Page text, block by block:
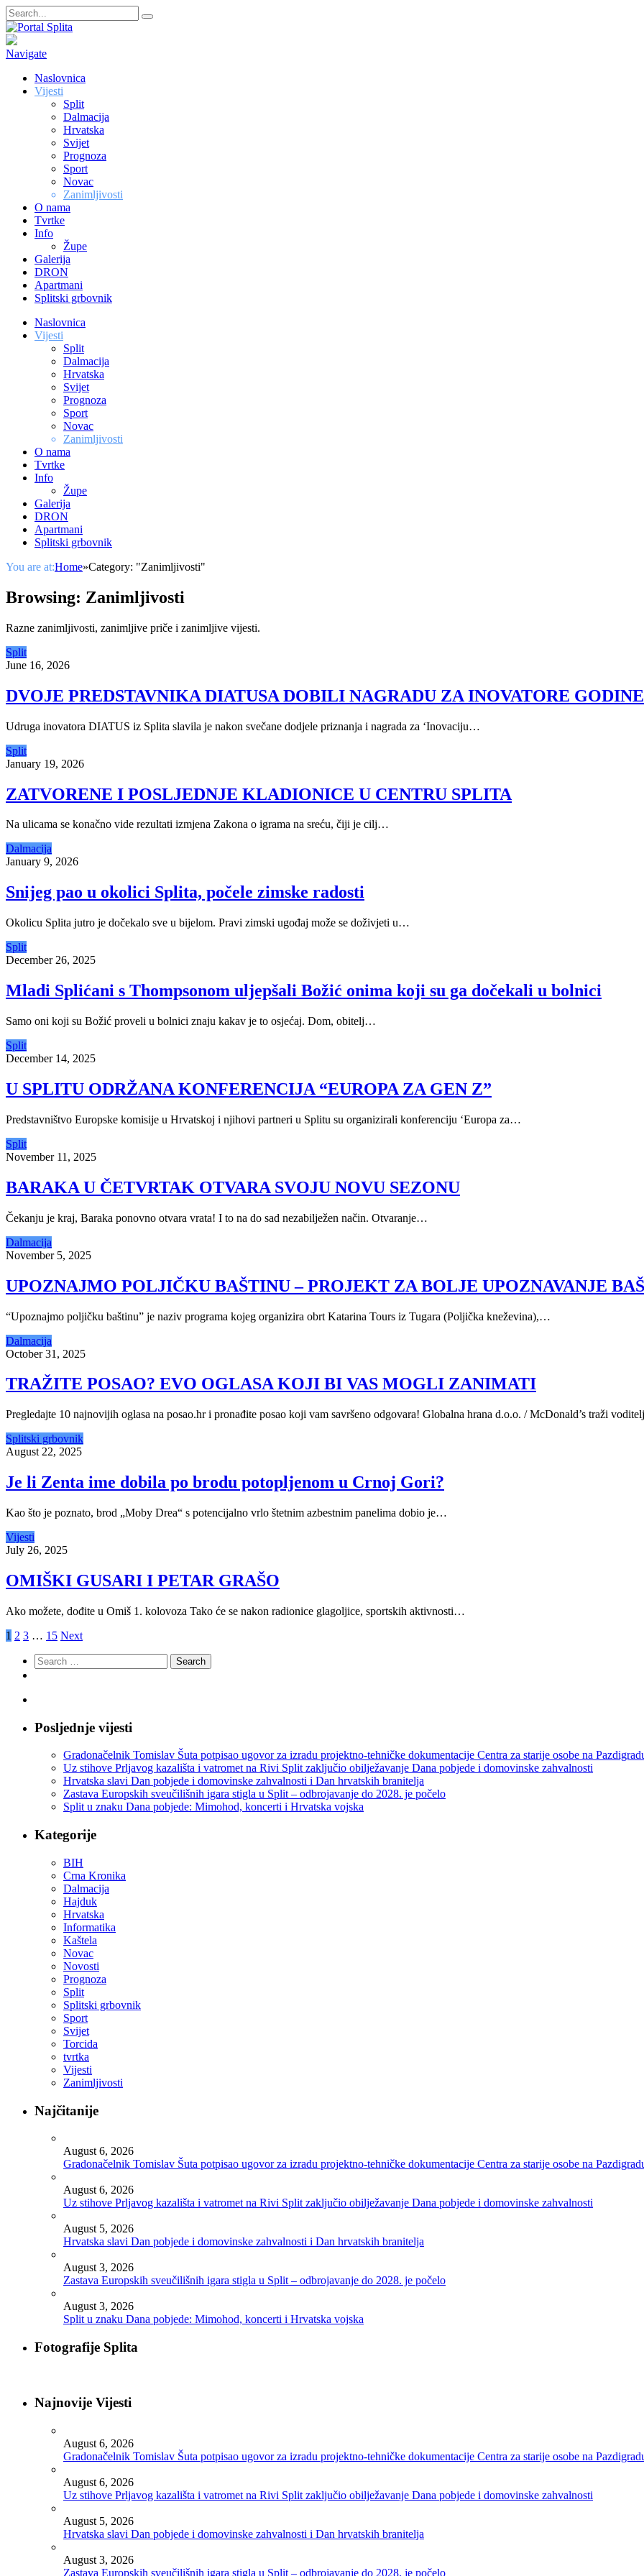
Navigate
Naslovnica
Vijesti
Split
Dalmacija
Hrvatska
Svijet
Prognoza
Sport
Novac
Zanimljivosti
O nama
Tvrtke
Info
Župe
Galerija
DRON
Apartmani
Splitski grbovnik
Naslovnica
Vijesti
Split
Dalmacija
Hrvatska
Svijet
Prognoza
Sport
Novac
Zanimljivosti
O nama
Tvrtke
Info
Župe
Galerija
DRON
Apartmani
Splitski grbovnik
You are at:Home»Category: "Zanimljivosti"
Browsing: Zanimljivosti
Razne zanimljivosti, zanimljive priče i zanimljive vijesti.
Split
June 16, 2026
DVOJE PREDSTAVNIKA DIATUSA DOBILI NAGRADU ZA INOVATORE GODINE
Udruga inovatora DIATUS iz Splita slavila je nakon svečane dodjele priznanja i nagrada za ‘Inovaciju…
Split
January 19, 2026
ZATVORENE I POSLJEDNJE KLADIONICE U CENTRU SPLITA
Na ulicama se konačno vide rezultati izmjena Zakona o igrama na sreću, čiji je cilj…
Dalmacija
January 9, 2026
Snijeg pao u okolici Splita, počele zimske radosti
Okolicu Splita jutro je dočekalo sve u bijelom. Pravi zimski ugođaj može se doživjeti u…
Split
December 26, 2025
Mladi Splićani s Thompsonom uljepšali Božić onima koji su ga dočekali u bolnici
Samo oni koji su Božić proveli u bolnici znaju kakav je to osjećaj. Dom, obitelj…
Split
December 14, 2025
U SPLITU ODRŽANA KONFERENCIJA “EUROPA ZA GEN Z”
Predstavništvo Europske komisije u Hrvatskoj i njihovi partneri u Splitu su organizirali konferenciju ‘Europa za…
Split
November 11, 2025
BARAKA U ČETVRTAK OTVARA SVOJU NOVU SEZONU
Čekanju je kraj, Baraka ponovno otvara vrata! I to na do sad nezabilježen način. Otvaranje…
Dalmacija
November 5, 2025
UPOZNAJMO POLJIČKU BAŠTINU – PROJEKT ZA BOLJE UPOZNAVANJE
“Upoznajmo poljičku baštinu” je naziv programa kojeg organizira obrt Katarina Tours iz Tugara (Poljička kneževina),…
Dalmacija
October 31, 2025
TRAŽITE POSAO? EVO OGLASA KOJI BI VAS MOGLI ZANIMATI
Pregledajte 10 najnovijih oglasa na posao.hr i pronađite posao koji vam savršeno odgovara! Globalna hrana d.o.o. / McDonald’s traži
Splitski grbovnik
August 22, 2025
Je li Zenta ime dobila po brodu potopljenom u Crnoj Gori?
Kao što je poznato, brod „Moby Drea“ s potencijalno vrlo štetnim azbestnim panelima dobio je…
Vijesti
July 26, 2025
OMIŠKI GUSARI I PETAR GRAŠO
Ako možete, dođite u Omiš 1. kolovoza Tako će se nakon radionice glagoljice, sportskih aktivnosti…
1 2 3 … 15 Next
Search
for:
Posljednje vijesti
Gradonačelnik Tomislav Šuta potpisao ugovor za izradu projektno-tehničke dokumentacije Centra za starije osobe na
Uz stihove Prljavog kazališta i vatromet na Rivi Split zaključio obilježavanje Dana pobjede i domovinske zahvalnosti
Hrvatska slavi Dan pobjede i domovinske zahvalnosti i Dan hrvatskih branitelja
Zastava Europskih sveučilišnih igara stigla u Split – odbrojavanje do 2028. je počelo
Split u znaku Dana pobjede: Mimohod, koncerti i Hrvatska vojska
Kategorije
BIH
Crna Kronika
Dalmacija
Hajduk
Hrvatska
Informatika
Kaštela
Novac
Novosti
Prognoza
Split
Splitski grbovnik
Sport
Svijet
Torcida
tvrtka
Vijesti
Zanimljivosti
Najčitanije
August 6, 2026
Gradonačelnik Tomislav Šuta potpisao ugovor za izradu projektno-tehničke dokumentacije Centra za starije osobe na
August 6, 2026
Uz stihove Prljavog kazališta i vatromet na Rivi Split zaključio obilježavanje Dana pobjede i domovinske zahvalnosti
August 5, 2026
Hrvatska slavi Dan pobjede i domovinske zahvalnosti i Dan hrvatskih branitelja
August 3, 2026
Zastava Europskih sveučilišnih igara stigla u Split – odbrojavanje do 2028. je počelo
August 3, 2026
Split u znaku Dana pobjede: Mimohod, koncerti i Hrvatska vojska
Fotografije Splita
Najnovije Vijesti
August 6, 2026
Gradonačelnik Tomislav Šuta potpisao ugovor za izradu projektno-tehničke dokumentacije Centra za starije osobe na
August 6, 2026
Uz stihove Prljavog kazališta i vatromet na Rivi Split zaključio obilježavanje Dana pobjede i domovinske zahvalnosti
August 5, 2026
Hrvatska slavi Dan pobjede i domovinske zahvalnosti i Dan hrvatskih branitelja
August 3, 2026
Zastava Europskih sveučilišnih igara stigla u Split – odbrojavanje do 2028. je počelo